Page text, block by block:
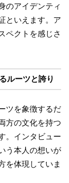
のアイデンティ
といえます。ア
ペクトを感じさ
ルーツと誇り
ツを象徴するだ
方の文化を持つ
。インタビュー
う本人の想いが
を体現していま